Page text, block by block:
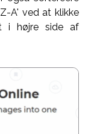
A' ved at klikke
i højre side af